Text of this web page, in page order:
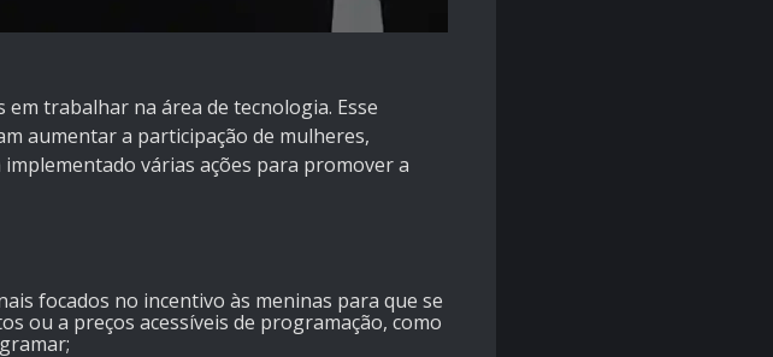
trabalhar na área de tecnologia. Esse
aumentar a participação de mulheres,
várias ações para promover a
focados no incentivo às meninas para que se
ou a preços acessíveis de programação, como